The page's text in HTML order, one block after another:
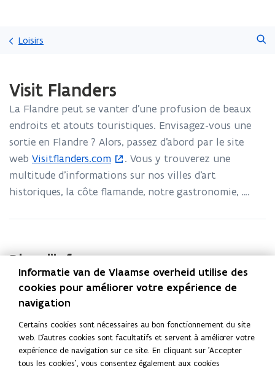
Loisirs
une
terminé.
Vous
vous
trouvez
Visit
Flanders
Visit Flanders
La Flandre peut se vanter d’une profusion de beaux
endroits et atouts touristiques. Envisagez-vous une
sortie en Flandre ? Alors, passez d’abord par le site
web Visitflanders.com
(
S
'
r
i
r
a
d
a
n
. Vous y trouverez une
multitude d’informations sur nos villes d’art
historiques, la côte flamande, notre gastronomie, ….
Plus d'infos
V
i
s
t
F
l
a
S
'
o
v
r
i
r
VisitFlanders
V
i
s
t
F
l
a
Lire cette page en :
Partager cette page
L
C
Informatie van de Vlaamse overheid utilise des
cookies pour améliorer votre expérience de
navigation
Certains cookies sont nécessaires au bon fonctionnement du site
web. D'autres cookies sont facultatifs et servent à améliorer votre
expérience de navigation sur ce site. En cliquant sur 'Accepter
tous les cookies', vous consentez également aux cookies